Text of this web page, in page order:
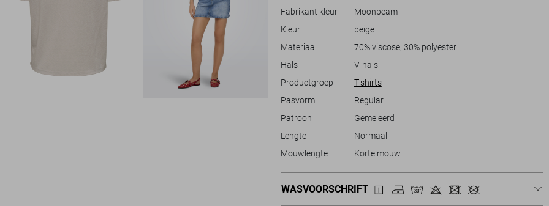
Combineer dit T-shirt met een jeans of rok voor een eigentijdse look. Of
T-shirt biedt de perfecte balans tussen stijl en comfort.
Fabrikant kleur
Moonbeam
Kleur
beige
Materiaal
70% viscose, 30% polyester
Hals
V-hals
Productgroep
T-shirts
Pasvorm
Regular
Patroon
Gemeleerd
Lengte
Normaal
Mouwlengte
Korte mouw
WASVOORSCHRIFT